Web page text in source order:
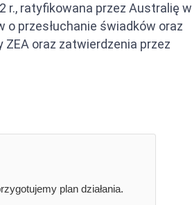
r., ratyfikowana przez Australię w
o przesłuchanie świadków oraz
oraz zatwierdzenia przez
plan działania.